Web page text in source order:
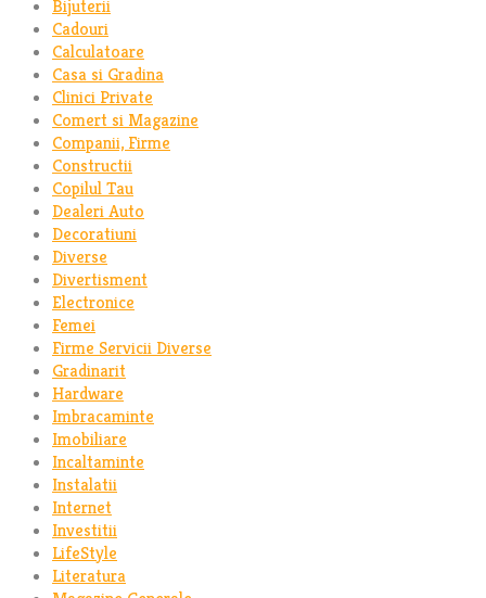
Bijuterii
Cadouri
Calculatoare
Casa si Gradina
Clinici Private
Comert si Magazine
Companii, Firme
Constructii
Copilul Tau
Dealeri Auto
Decoratiuni
Diverse
Divertisment
Electronice
Femei
Firme Servicii Diverse
Gradinarit
Hardware
Imbracaminte
Imobiliare
Incaltaminte
Instalatii
Internet
Investitii
LifeStyle
Literatura